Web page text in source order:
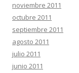
noviembre 2011
octubre 2011
septiembre 2011
agosto 2011
julio 2011
junio 2011